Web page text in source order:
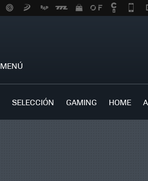
MENÚ
SELECCIÓN GAMING HOME